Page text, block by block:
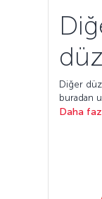
Diğer
buradan
Daha